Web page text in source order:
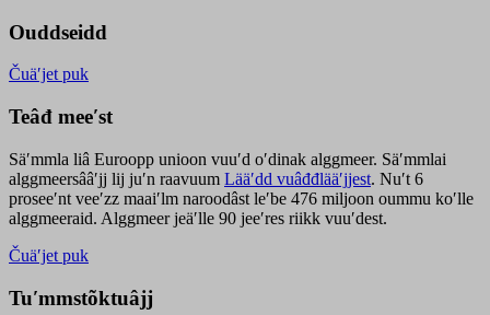
Ouddseidd
Čuäʹjet puk
Teâđ meeʹst
Säʹmmla liâ Euroopp unioon vuuʹd oʹdinak alggmeer. Säʹmmlai
alggmeersââʹjj lij juʹn raavuum Lääʹdd vuâđđlääʹjjest. Nuʹt 6
proseeʹnt veeʹzz maaiʹlm naroodâst leʹbe 476 miljoon oummu koʹlle
alggmeeraid. Alggmeer jeäʹlle 90 jeeʹres riikk vuuʹdest.
Čuäʹjet puk
Tuʹmmstõktuâjj